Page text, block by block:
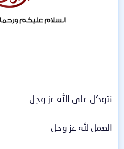
نتوكل على الله عز وجل
العمل لله عز وجل